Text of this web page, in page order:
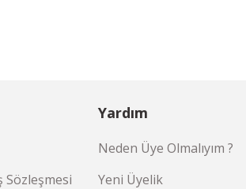
Sözleşmesi
Yardım
Neden Üye Olmalıyım ?
Yeni Üyelik